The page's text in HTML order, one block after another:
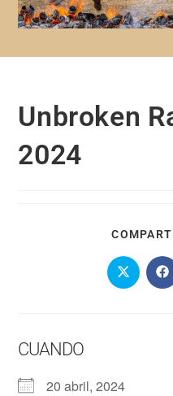
Unbroken
2024
CUANDO
20 abril, 2024